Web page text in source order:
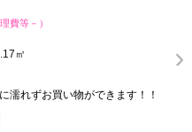
理費等－）
㎡
濡れずお買い物ができます！！